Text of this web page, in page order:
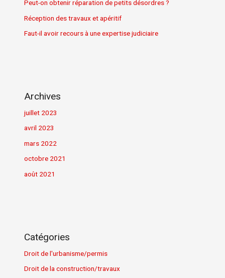
Peut-on obtenir réparation de petits désordres ?
Réception des travaux et apéritif
Faut-il avoir recours à une expertise judiciaire
Archives
juillet 2023
avril 2023
mars 2022
octobre 2021
août 2021
Catégories
Droit de l'urbanisme/permis
Droit de la construction/travaux